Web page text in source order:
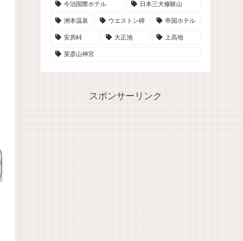
今治国際ホテル 日本三大修験山
洲本温泉 ウエストン碑 帝国ホテル
安房峠 大正池 上高地
英彦山神宮
スポンサーリンク